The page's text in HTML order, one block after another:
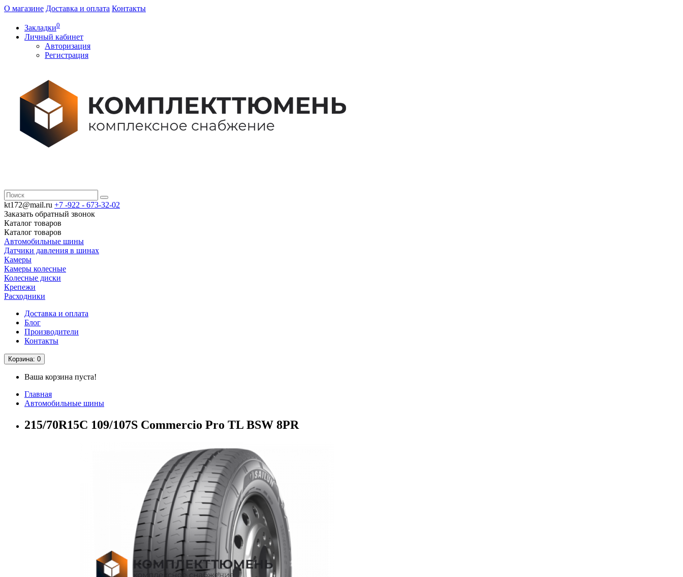
О магазине Доставка и оплата Контакты
Закладки0
Личный кабинет
Авторизация
Регистрация
kt172@mail.ru +7 -922 - 673-32-02
Заказать обратный звонок
Каталог товаров
Каталог товаров
Автомобильные шины
Датчики давления в шинах
Камеры
Камеры колесные
Колесные диски
Крепежи
Расходники
Доставка и оплата
Блог
Производители
Контакты
Корзина: 0
Ваша корзина пуста!
Главная
Автомобильные шины
215/70R15C 109/107S Commercio Pro TL BSW 8PR